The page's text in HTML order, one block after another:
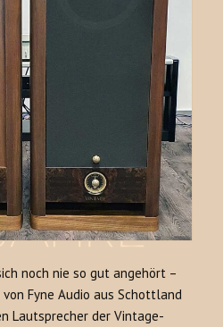
noch nie so gut angehört –
Fyne Audio aus Schottland
Lautsprecher der Vintage-